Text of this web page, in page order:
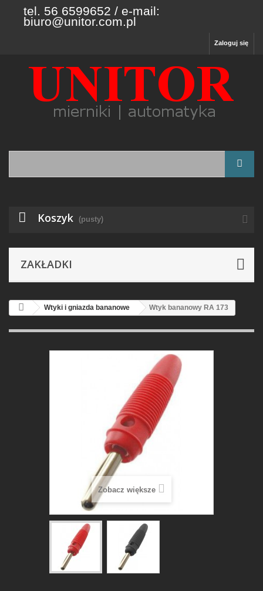
tel. 56 6599652 / e-mail:
biuro@unitor.com.pl
Zaloguj się
Koszyk (pusty)
ZAKŁADKI
Wtyki i gniazda bananowe Wtyk bananowy RA 173
Zobacz większe